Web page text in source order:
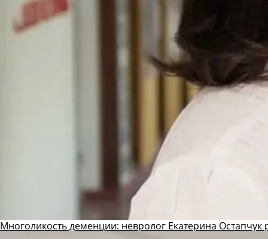
Многоликость деменции: невролог Екатерина Остапчук